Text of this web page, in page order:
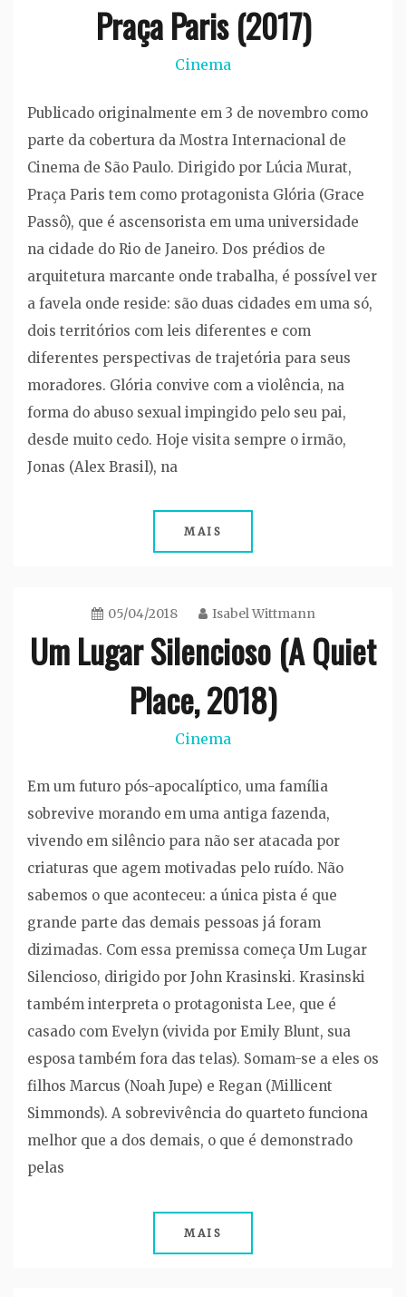
Praça Paris (2017)
Cinema
Publicado originalmente em 3 de novembro como
parte da cobertura da Mostra Internacional de
Cinema de São Paulo. Dirigido por Lúcia Murat,
Praça Paris tem como protagonista Glória (Grace
Passô), que é ascensorista em uma universidade
na cidade do Rio de Janeiro. Dos prédios de
arquitetura marcante onde trabalha, é possível ver
a favela onde reside: são duas cidades em uma só,
dois territórios com leis diferentes e com
diferentes perspectivas de trajetória para seus
moradores. Glória convive com a violência, na
forma do abuso sexual impingido pelo seu pai,
desde muito cedo. Hoje visita sempre o irmão,
Jonas (Alex Brasil), na
MAIS
05/04/2018 Isabel Wittmann
Um Lugar Silencioso (A Quiet
Place, 2018)
Cinema
Em um futuro pós-apocalíptico, uma família
sobrevive morando em uma antiga fazenda,
vivendo em silêncio para não ser atacada por
criaturas que agem motivadas pelo ruído. Não
sabemos o que aconteceu: a única pista é que
grande parte das demais pessoas já foram
dizimadas. Com essa premissa começa Um Lugar
Silencioso, dirigido por John Krasinski. Krasinski
também interpreta o protagonista Lee, que é
casado com Evelyn (vivida por Emily Blunt, sua
esposa também fora das telas). Somam-se a eles os
filhos Marcus (Noah Jupe) e Regan (Millicent
Simmonds). A sobrevivência do quarteto funciona
melhor que a dos demais, o que é demonstrado
pelas
MAIS